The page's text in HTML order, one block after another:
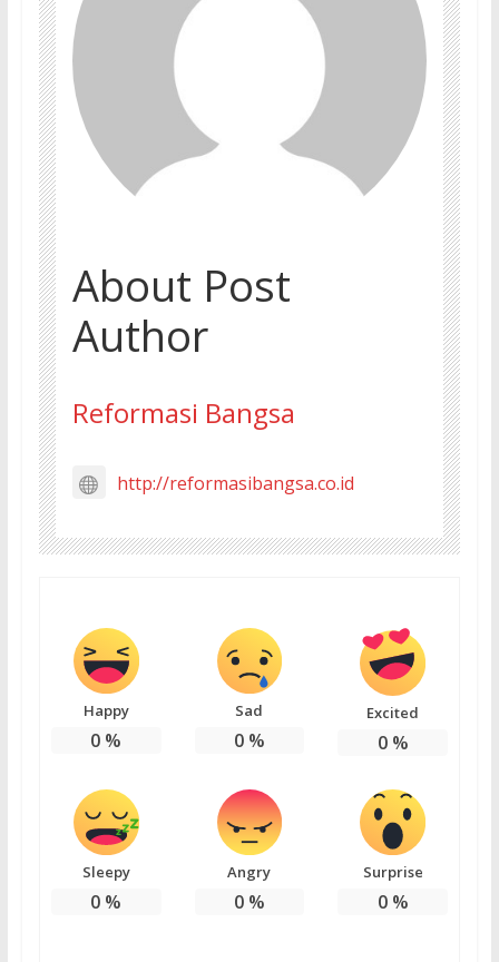
About Post
Author
Reformasi Bangsa
http://reformasibangsa.co.id
Happy
0 %
Sad
0%
Excited
0%
Sleepy
0 %
Angry
0%
Surprise
0%